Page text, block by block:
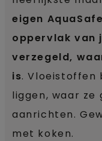
eigen
oppervlak van
verzegeld,
is. Vloeistoffen
liggen, waar ze
aanrichten.
met koken.